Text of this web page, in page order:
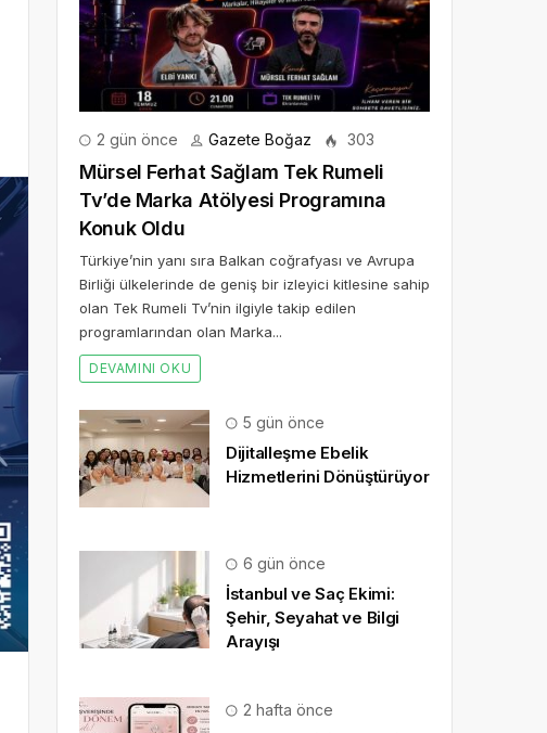
2 gün önce Gazete Boğaz 303
Mürsel Ferhat Sağlam Tek Rumeli
Tv’de Marka Atölyesi Programına
Konuk Oldu
Türkiye’nin yanı sıra Balkan coğrafyası ve Avrupa
Birliği ülkelerinde de geniş bir izleyici kitlesine sahip
olan Tek Rumeli Tv’nin ilgiyle takip edilen
programlarından olan Marka...
DEVAMINI OKU
5 gün önce
Dijitalleşme Ebelik
Hizmetlerini Dönüştürüyor
6 gün önce
İstanbul ve Saç Ekimi:
Şehir, Seyahat ve Bilgi
Arayışı
2 hafta önce